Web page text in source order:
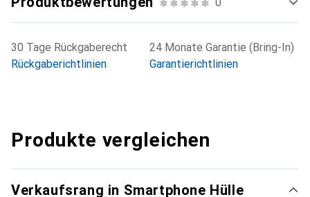
30 Tage Rückgaberecht
Rückgaberichtlinien
24 Monate Garantie (Bring-In)
Garantierichtlinien
Produkte vergleichen
Verkaufsrang in Smartphone Hülle